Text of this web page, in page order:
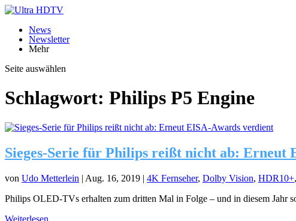
News
Newsletter
Mehr
Seite auswählen
Schlagwort: Philips P5 Engine
Sieges-Serie für Philips reißt nicht ab: Erneut
von Udo Metterlein | Aug. 16, 2019 | 4K Fernseher, Dolby Vision, HDR10+,
Philips OLED-TVs erhalten zum dritten Mal in Folge – und in diesem Jahr
Weiterlesen